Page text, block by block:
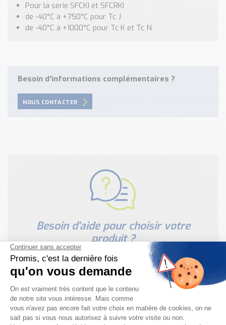
Pour la série SFCKI et SFCRKI
de -40°C à +750°C pour Tc J
de -40°C à +1000°C pour Tc K et Tc N
Besoin d'informations complémentaires ?
NOUS CONTACTER
Besoin d'aide pour choisir votre
produit ?
Nous sommes à votre disposition pour définir
votre projet
NOUS CONTACTER